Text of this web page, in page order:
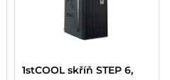
1stCOOL skříň STEP 6,